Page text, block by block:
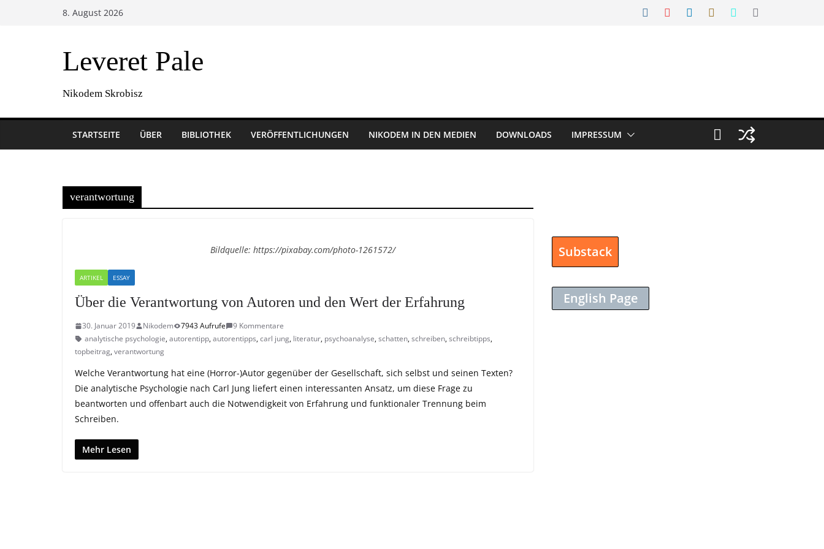
8. August 2026
Leveret Pale
Nikodem Skrobisz
STARTSEITE ÜBER BIBLIOTHEK VERÖFFENTLICHUNGEN NIKODEM IN DEN MEDIEN DOWNLOADS IMPRESSUM
verantwortung
Bildquelle: https://pixabay.com/photo-1261572/
ARTIKEL ESSAY
Über die Verantwortung von Autoren und den Wert der Erfahrung
30. Januar 2019 Nikodem 7943 Aufrufe
9 Kommentare
analytische psychologie,autorentipp,autorentipps,carl jung, literatur, psychoanalyse,schatten,schreiben,schreibtipps,
topbeitrag,verantwortung
Welche Verantwortung hat eine (Horror-)Autor gegenüber der Gesellschaft, sich selbst und seinen Texten?
Die analytische Psychologie nach Carl Jung liefert einen interessanten Ansatz, um diese Frage zu
beantworten und offenbart auch die Notwendigkeit von Erfahrung und funktionaler Trennung beim
Schreiben.
Mehr Lesen
Substack
English Page